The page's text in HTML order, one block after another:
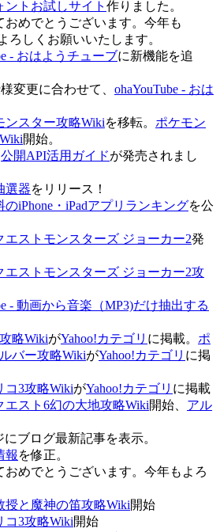
ントお試しサイト 作りました。
めでとうございます。今年も
ろしくお願いいたします。
- おはようチューブに新機能を追
変更に合わせて、 ohaYouTube - おは
ンスター攻略Wikiを移転。 ポケモン
開始。
公開API活用ガイドが発売されまし
選器をリリース！
のiPhone・iPadアプリランキングを公
エストモンスターズ ジョーカー2発
エストモンスターズ ジョーカー2攻
- 動画から音楽（MP3)だけ抽出する
略WikiがYahoo!カテゴリ に掲載。 ポ
バー攻略WikiがYahoo!カテゴリ に掲
コ3攻略WikiがYahoo!カテゴリ に掲載
エスト6幻の大地攻略Wiki開始、 アル
ブログ最新記事を表示。
報 を修正。
めでとうございます。今年もよろ
授と魔神の笛攻略Wiki開始
コ3攻略Wiki開始